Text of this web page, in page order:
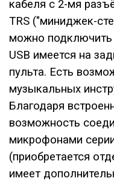
кабеля с 2-мя
TRS ("миниджек-
можно подключить
USB имеется на
пульта. Есть
музыкальных
Благодаря
возможность
микрофонами
(приобретается
имеет